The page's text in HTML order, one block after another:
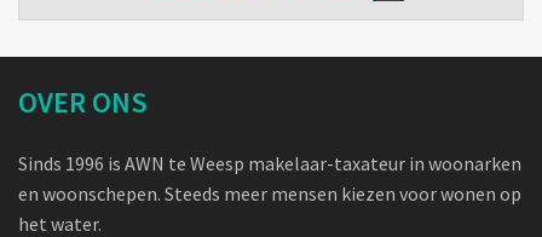
OVER ONS
Sinds 1996 is AWN te Weesp makelaar-taxateur in woonarken
en woonschepen. Steeds meer mensen kiezen voor wonen op
het water.